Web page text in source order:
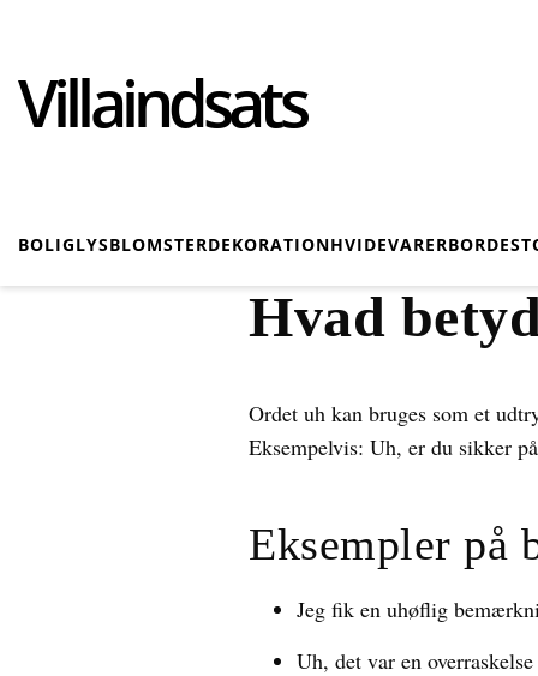
Villaindsats
BOLIGLYSBLOMSTERDEKORATIONHVIDEVARERBORDE
Hvad
Ordet uh kan bruges som et
Eksempelvis: Uh, er du sikker
Eksempler på
Jeg fik en uhøflig
Uh, det var en overraskelse